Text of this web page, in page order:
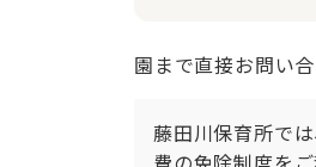
園まで直接お問い
藤田川保育所で